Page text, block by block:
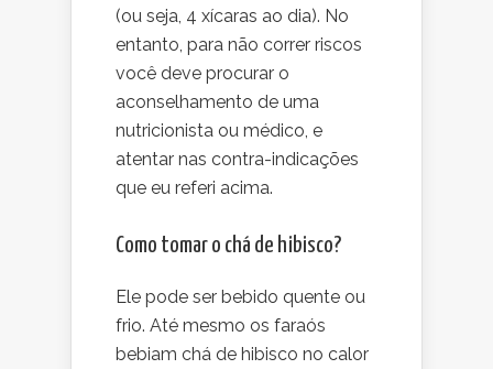
(ou seja, 4 xícaras ao dia). No
entanto, para não correr riscos
você deve procurar o
aconselhamento de uma
nutricionista ou médico, e
atentar nas contra-indicações
que eu referi acima.
Como tomar o chá de hibisco?
Ele pode ser bebido quente ou
frio. Até mesmo os faraós
bebiam chá de hibisco no calor